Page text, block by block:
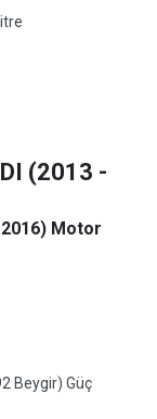
(2013 -
2016) Motor
Beygir) Güç